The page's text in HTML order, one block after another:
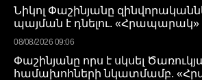
Նիկոլ Փաշինյանը
պայման է դնելու. «Հրապարակ»
08/08/2026 09:06
Փաշինյանը որս է սկսել
համախոհների նկատմամբ.